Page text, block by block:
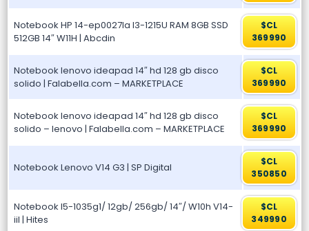
Notebook HP 14-ep0027la I3-1215U RAM 8GB SSD
512GB 14″ W11H | Abcdin
$CL
369990
Notebook lenovo ideapad 14″ hd 128 gb disco
solido | Falabella.com – MARKETPLACE
$CL
369990
Notebook lenovo ideapad 14″ hd 128 gb disco
solido – lenovo | Falabella.com – MARKETPLACE
$CL
369990
Notebook Lenovo V14 G3 | SP Digital
$CL
350850
Notebook I5-1035g1/ 12gb/ 256gb/ 14″/ W10h V14-
iil | Hites
$CL
349990